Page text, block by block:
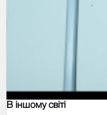
В іншому світі